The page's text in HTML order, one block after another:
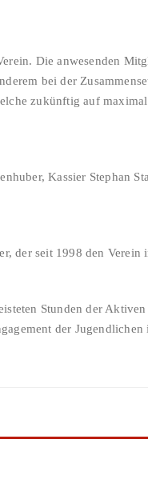
Die anwesenden
bei der
zukünftig auf
Kassier Stephan
der seit 1998 den Verein
Stunden der
der Jugendlichen